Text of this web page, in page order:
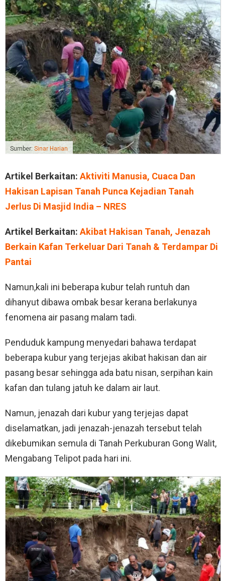
Sumber: Sinar Harian
Artikel Berkaitan: Aktiviti Manusia, Cuaca Dan
Hakisan Lapisan Tanah Punca Kejadian Tanah
Jerlus Di Masjid India – NRES
Artikel Berkaitan: Akibat Hakisan Tanah, Jenazah
Berkain Kafan Terkeluar Dari Tanah & Terdampar Di
Pantai
Namun,kali ini beberapa kubur telah runtuh dan
dihanyut dibawa ombak besar kerana berlakunya
fenomena air pasang malam tadi.
Penduduk kampung menyedari bahawa terdapat
beberapa kubur yang terjejas akibat hakisan dan air
pasang besar sehingga ada batu nisan, serpihan kain
kafan dan tulang jatuh ke dalam air laut.
Namun, jenazah dari kubur yang terjejas dapat
diselamatkan, jadi jenazah-jenazah tersebut telah
dikebumikan semula di Tanah Perkuburan Gong Walit,
Mengabang Telipot pada hari ini.